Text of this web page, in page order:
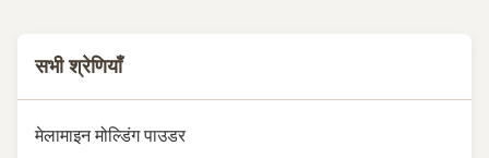
सभी श्रेणियाँ
मेलामाइन मोल्डिंग पाउडर